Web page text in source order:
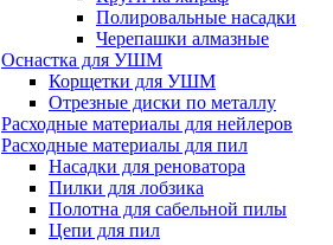
Полировальные насадки
Черепашки алмазные
Оснастка для УШМ
Корщетки для УШМ
Отрезные диски по металлу
Расходные материалы для нейлеров
Расходные материалы для пил
Насадки для реноватора
Пилки для лобзика
Полотна для сабельной пилы
Цепи для пил